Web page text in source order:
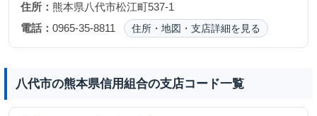
住所： 熊本県八代市松江町537-1
電話： 0965-35-8811 住所・地図・支店詳細を見る
八代市の熊本県信用組合の支店コード一覧